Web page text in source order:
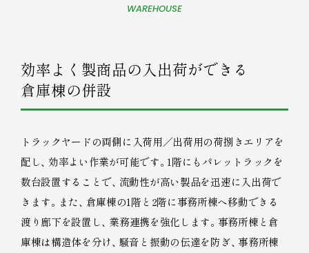
WAREHOUSE
効率よく製商品の入出荷ができる
倉庫棟の併設
トラックヤードの両側に入荷用／出荷用の荷捌きエリアを
配し、 効率よい作業が可能です。 1階にもパレットラックを
数台設置することで、 流動性が高い製品を迅速に入出荷で
きます。 また、 倉庫棟の1階と2階に事務所棟へ移動できる
渡り廊下を設置し、 業務連携を強化します。 事務所棟と倉
庫棟は構造体を分け、 騒音と振動の伝達を防ぎ、 事務所棟